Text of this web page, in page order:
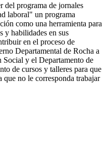
del programa de jornales
laboral" un programa
como una herramienta para
y habilidades en sus
en el proceso de
Departamental de Rocha a
y el Departamento de
de cursos y talleres para que
no le corresponda trabajar